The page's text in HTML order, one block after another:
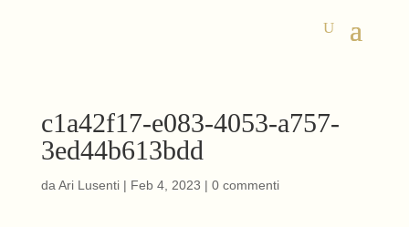
c1a42f17-e083-4053-a757-
3ed44b613bdd
da Ari Lusenti| Feb 4, 2023 | 0 commenti